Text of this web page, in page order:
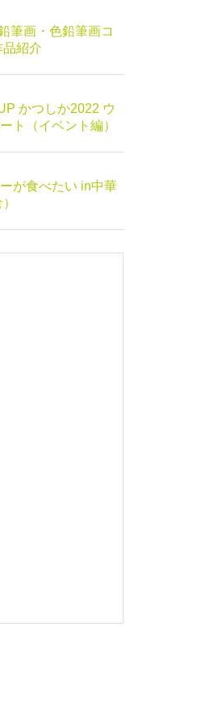
筆画・色鉛筆画コ
賞作品紹介
ウ
ト（イベント編）
べたい in中華